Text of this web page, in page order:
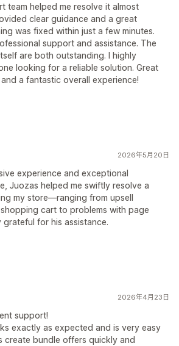
team helped me resolve it almost
clear guidance and a great
was fixed within just a few minutes.
support and assistance. The
are both outstanding. I highly
looking for a reliable solution. Great
a fantastic overall experience!
2026年5月20日
experience and exceptional
Juozas helped me swiftly resolve a
my store—ranging from upsell
cart to problems with page
grateful for his assistance.
2026年4月23日
support!
exactly as expected and is very easy
create bundle offers quickly and